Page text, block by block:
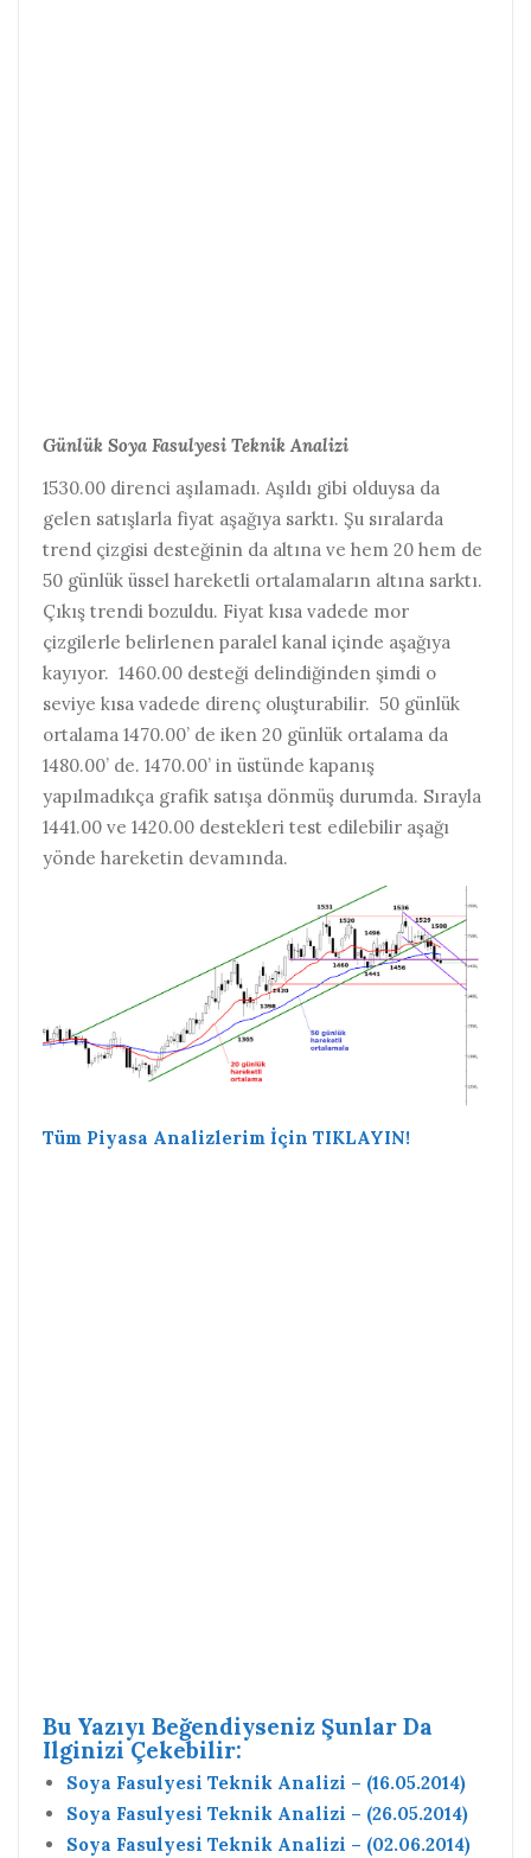
Günlük Soya Fasulyesi Teknik Analizi
1530.00 direnci aşılamadı. Aşıldı gibi olduysa da
gelen satışlarla fiyat aşağıya sarktı. Şu sıralarda
trend çizgisi desteğinin da altına ve hem 20 hem de
50 günlük üssel hareketli ortalamaların altına sarktı.
Çıkış trendi bozuldu. Fiyat kısa vadede mor
çizgilerle belirlenen paralel kanal içinde aşağıya
kayıyor. 1460.00 desteği delindiğinden şimdi o
seviye kısa vadede direnç oluşturabilir. 50 günlük
ortalama 1470.00’ de iken 20 günlük ortalama da
1480.00’ de. 1470.00’ in üstünde kapanış
yapılmadıkça grafik satışa dönmüş durumda. Sırayla
1441.00 ve 1420.00 destekleri test edilebilir aşağı
yönde hareketin devamında.
Tüm Piyasa Analizlerim İçin TIKLAYIN!
Bu Yazıyı Beğendiyseniz Şunlar Da
Ilginizi Çekebilir:
Soya Fasulyesi Teknik Analizi – (16.05.2014)
Soya Fasulyesi Teknik Analizi – (26.05.2014)
Soya Fasulyesi Teknik Analizi – (02.06.2014)